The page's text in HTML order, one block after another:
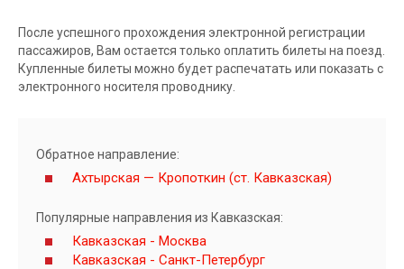
После успешного прохождения электронной регистрации
пассажиров, Вам остается только оплатить билеты на поезд.
Купленные билеты можно будет распечатать или показать с
электронного носителя проводнику.
Обратное направление:
Ахтырская — Кропоткин (ст. Кавказская)
Популярные направления из Кавказская:
Кавказская - Москва
Кавказская - Санкт-Петербург